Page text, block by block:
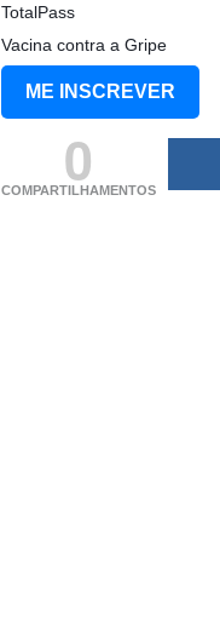
TotalPass
Vacina contra a Gripe
ME INSCREVER
0
COMPARTILHAMENTOS